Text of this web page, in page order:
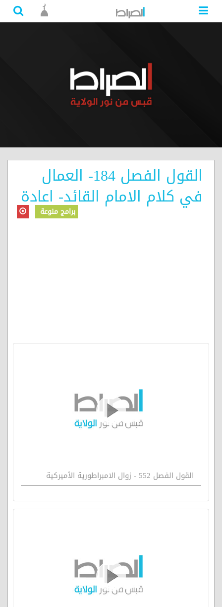
القول الفصل 184- العمال
في كلام الامام القائد- اعادة
برامج منوعة
القول الفصل 552 - زوال الامبراطورية الأميركية